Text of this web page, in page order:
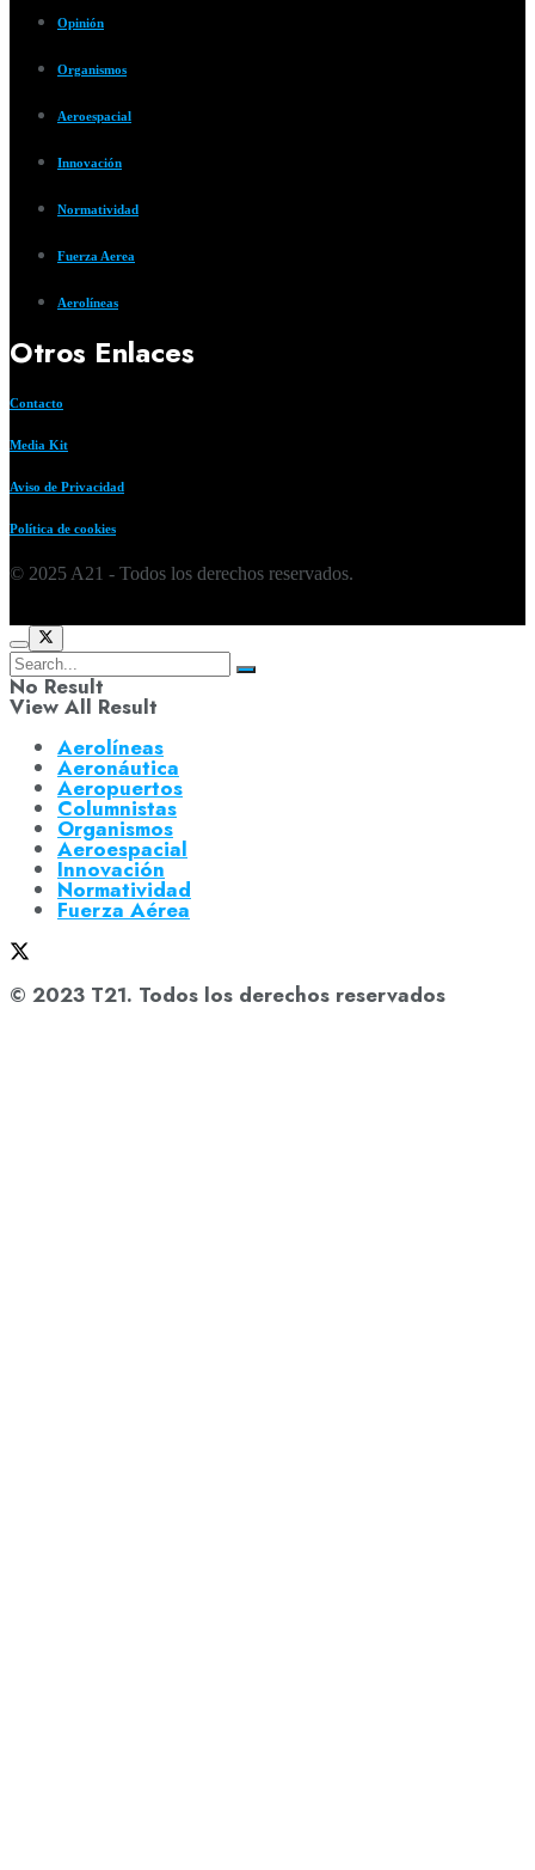
Opinión
Organismos
Aeroespacial
Innovación
Normatividad
Fuerza Aerea
Aerolíneas
Otros Enlaces
Contacto
Media Kit
Aviso de Privacidad
Política de cookies
© 2025 A21 - Todos los derechos reservados.
No Result
View All Result
Aerolíneas
Aeronáutica
Aeropuertos
Columnistas
Organismos
Aeroespacial
Innovación
Normatividad
Fuerza Aérea
© 2023 T21. Todos los derechos reservados